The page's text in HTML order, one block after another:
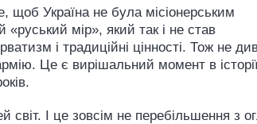
щоб Україна не була місіонерським
мір», який так і не став
і традиційні цінності. Тож не
Це є вирішальний момент в
І це зовсім не перебільшення з